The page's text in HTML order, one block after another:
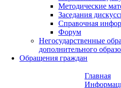
Методические
Заседания
Справочная
Форум
Негосударственные
дополнительного
Обращения граждан
Главная